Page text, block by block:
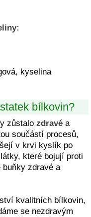
kyselina
bílkovin?
zůstalo zdravé a
součástí procesů,
v krvi kyslík po
které bojují proti
zdravé a
kvalitních bílkovin,
se nezdravým